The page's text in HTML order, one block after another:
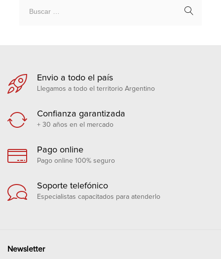
Envio a todo el país
Llegamos a todo el territorio Argentino
Confianza garantizada
+ 30 años en el mercado
Pago online
Pago online 100% seguro
Soporte telefónico
Especialistas capacitados para atenderlo
Newsletter